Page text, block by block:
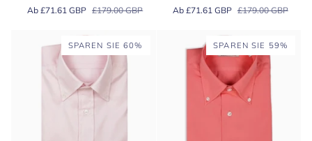
italienischem
Ab £71.61 GBP £179.00 GBP
Kurzarmhemd
Ab £71.61 GBP £179.00 GBP
SPAREN SIE 60% SPAREN SIE 59%